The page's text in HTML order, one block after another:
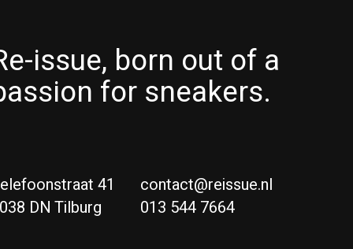
issue, born out of a
for sneakers.
41
DN Tilburg
contact@reissue.nl
013 544 7664